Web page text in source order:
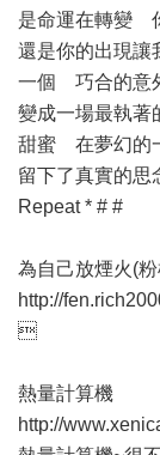
是命運在轉變
還是你的出現讓
一個 巧合的意
變成一場最執著
甜蜜 在夢幻的
留下了真實的思
Repeat * # #
為自己放煙火(
http://

熱量計算機
http://